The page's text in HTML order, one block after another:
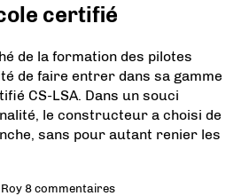
certifié
de la formation des pilotes
de faire entrer dans sa gamme
CS-LSA. Dans un souci
le constructeur a choisi de
sans pour autant renier les
8 commentaires